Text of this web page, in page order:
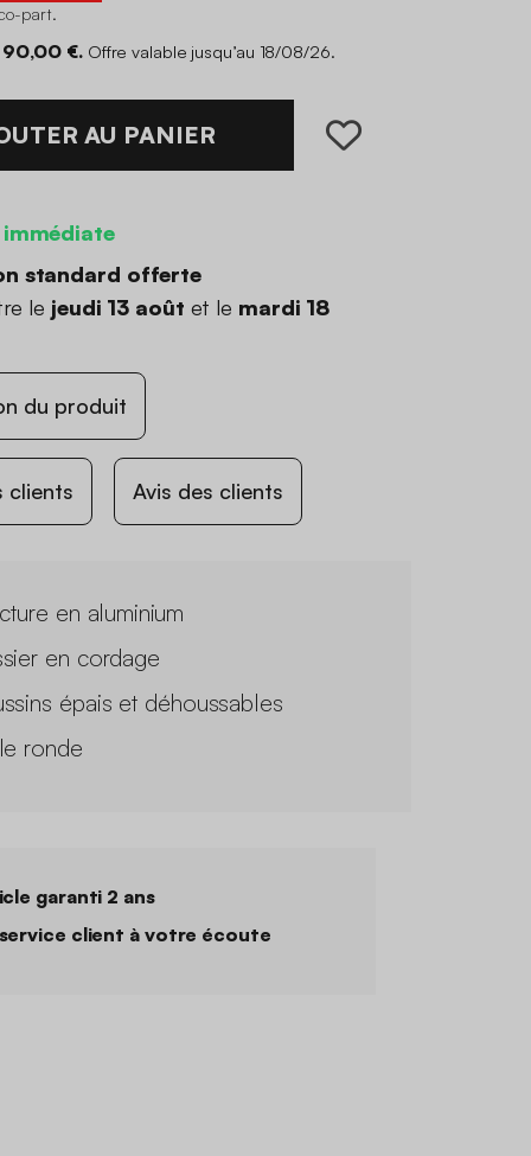
part.
90,00 €. Offre valable jusqu’au 18/08/26.
AU PANIER
standard offerte
le jeudi 13 août et le mardi 18
du produit
clients Avis des clients
en aluminium
en cordage
épais et déhoussables
ronde
garanti 2 ans
client à votre écoute